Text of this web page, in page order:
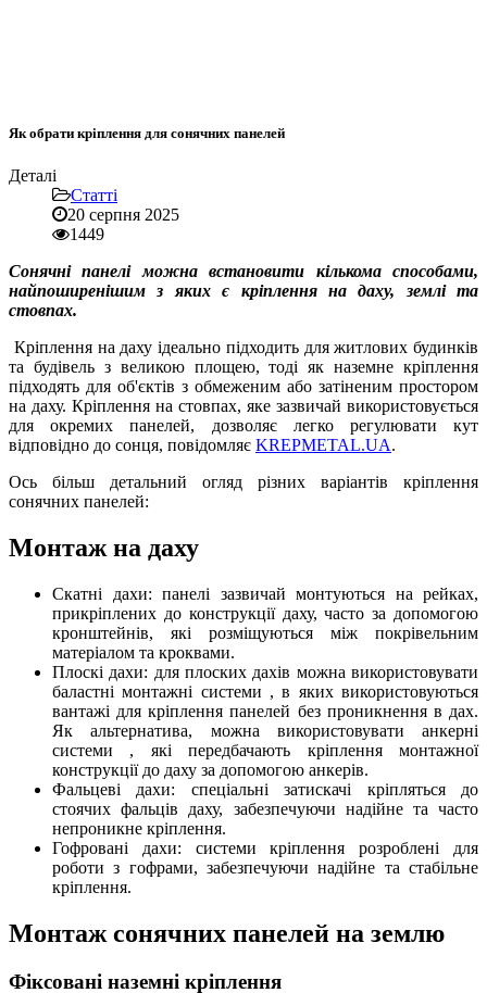
Як обрати кріплення для сонячних панелей
Деталі
Статті
20 серпня 2025
1449
Сонячні панелі можна встановити кількома способами,
найпоширенішим з яких є кріплення на даху, землі та
стовпах.
Кріплення на даху ідеально підходить для житлових будинків
та будівель з великою площею, тоді як наземне кріплення
підходять для об'єктів з обмеженим або затіненим простором
на даху. Кріплення на стовпах, яке зазвичай використовується
для окремих панелей, дозволяє легко регулювати кут
відповідно до сонця, повідомляє KREPMETAL.UA.
Ось більш детальний огляд різних варіантів кріплення
сонячних панелей:
Монтаж на даху
Скатні дахи: панелі зазвичай монтуються на рейках,
прикріплених до конструкції даху, часто за допомогою
кронштейнів, які розміщуються між покрівельним
матеріалом та кроквами.
Плоскі дахи: для плоских дахів можна використовувати
баластні монтажні системи , в яких використовуються
вантажі для кріплення панелей без проникнення в дах.
Як альтернатива, можна використовувати анкерні
системи , які передбачають кріплення монтажної
конструкції до даху за допомогою анкерів.
Фальцеві дахи: спеціальні затискачі кріпляться до
стоячих фальців даху, забезпечуючи надійне та часто
непроникне кріплення.
Гофровані дахи: системи кріплення розроблені для
роботи з гофрами, забезпечуючи надійне та стабільне
кріплення.
Монтаж сонячних панелей на землю
Фіксовані наземні кріплення